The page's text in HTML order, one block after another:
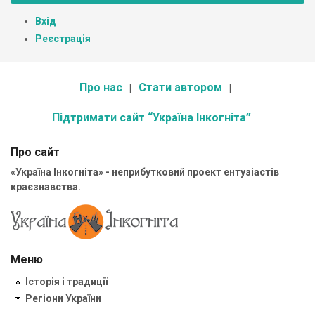
Вхід
Реєстрація
Про нас Стати автором
Підтримати сайт “Україна Інкогніта”
Про сайт
«Україна Інкогніта» - неприбутковий проект ентузіастів
краєзнавства.
Меню
Історія і традиції
Регіони України